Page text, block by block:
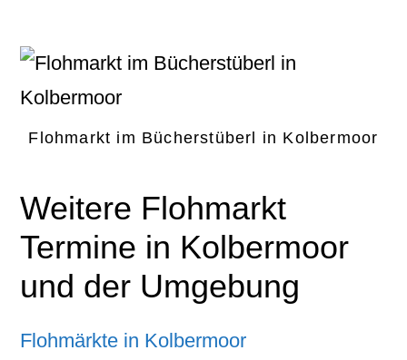
Flohmarkt im Bücherstüberl in Kolbermoor
Weitere Flohmarkt
Termine in Kolbermoor
und der Umgebung
Flohmärkte in Kolbermoor